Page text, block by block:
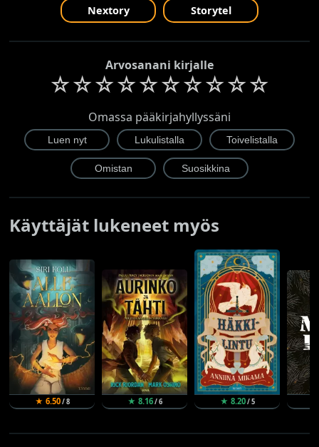
Nextory Storytel
Arvosanani kirjalle
☆☆☆☆☆☆☆☆☆☆
Omassa pääkirjahyllyssäni
Käyttäjät lukeneet myös
★ 6.50/ 8 ★ 8.16/ 6 ★ 8.20/ 5